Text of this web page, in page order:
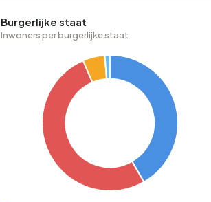
Burgerlijke staat
Inwoners per burgerlijke staat